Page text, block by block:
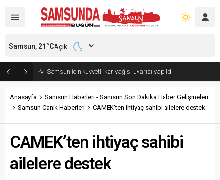
Samsun’da polisi alarma geçiren tatbikat
Samsun, 21 °CAçık
Anasayfa
Samsun Haberleri - Samsun Son Dakika Haber Gelişmeleri
Samsun Canik Haberleri
CAMEK’ten ihtiyaç sahibi ailelere destek
CAMEK’ten ihtiyaç sahibi
ailelere destek